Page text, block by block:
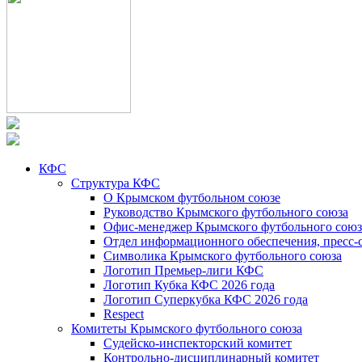
КФС
Структура КФС
О Крымском футбольном союзе
Руководство Крымского футбольного союза
Офис-менеджер Крымского футбольного
Отдел информационного обеспечения, пресс-
Символика Крымского футбольного союза
Логотип Премьер-лиги КФС
Логотип Кубка КФС 2026 года
Логотип Суперкубка КФС 2026 года
Respect
Комитеты Крымского футбольного союза
Судейско-инспекторский комитет
Контрольно-дисциплинарный комитет